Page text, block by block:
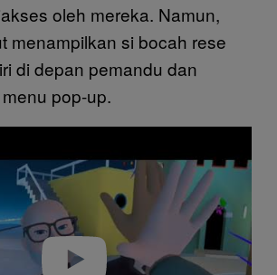
oleh mereka. Namun,
menampilkan si bocah rese
di depan pemandu dan
pop-up.
Play video